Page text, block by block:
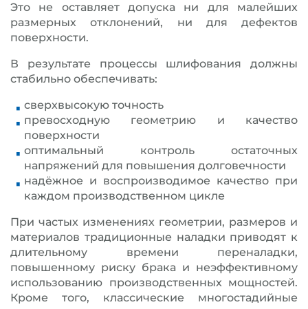
Это не оставляет допуска ни для малейших
размерных отклонений, ни для дефектов
поверхности.
В результате процессы шлифования должны
стабильно обеспечивать:
сверхвысокую точность
превосходную геометрию и качество
поверхности
оптимальный контроль остаточных
напряжений для повышения долговечности
надёжное и воспроизводимое качество при
каждом производственном цикле
При частых изменениях геометрии, размеров и
материалов традиционные наладки приводят к
длительному времени переналадки,
повышенному риску брака и неэффективному
использованию производственных мощностей.
Кроме того, классические многостадийные